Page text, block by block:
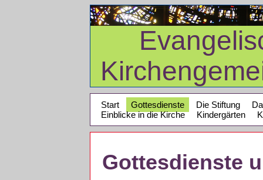
Start Gottesdienste Die Stiftung
Einblicke in die Kirche
Kindergärten
Gottesdienste